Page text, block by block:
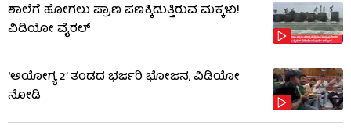
ಶಾಲೆಗೆ ಹೋಗಲು ಪ್ರಾಣ ಪಣಕ್ಕಿಡುತ್ತಿರುವ ಮಕ್ಕಳು!
ವಿಡಿಯೋ ವೈರಲ್
‘ಅಯೋಗ್ಯ 2’ ತಂಡದ ಭರ್ಜರಿ ಭೋಜನ, ವಿಡಿಯೋ
ನೋಡಿ